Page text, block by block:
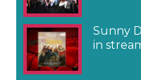
Sunny
in